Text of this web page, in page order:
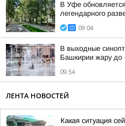
В Уфе
легендарного
09:04
В выходные
Башкирии жару до
09:54
ЛЕНТА НОВОСТЕЙ
Какая ситуация